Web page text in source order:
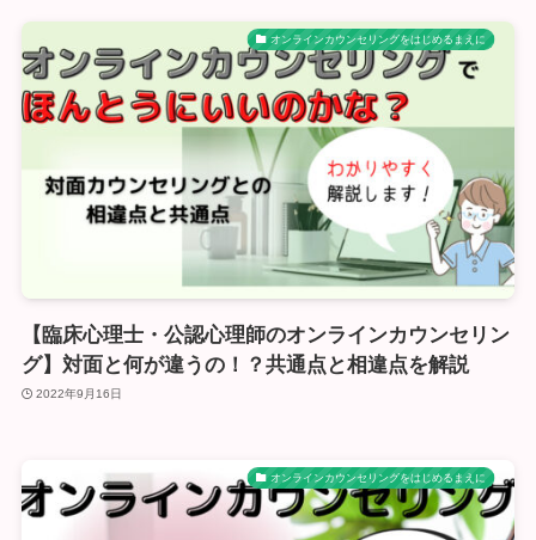
オンラインカウンセリングをはじめるまえに
【臨床心理士・公認心理師のオンラインカウンセリン
グ】対面と何が違うの！？共通点と相違点を解説
2022年9月16日
オンラインカウンセリングをはじめるまえに